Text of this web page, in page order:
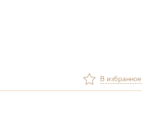
В избранное